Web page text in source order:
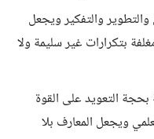
والتفكير ويجعل
بتكرارات غير سليمة ولا
التعويد على القوة
ويجعل المعارف بلا